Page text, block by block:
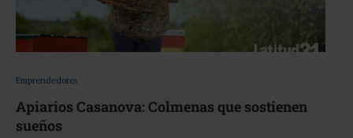
Emprendedores
Apiarios Casanova: Colmenas que sostienen
sueños